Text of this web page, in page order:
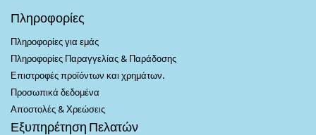
Πληροφορίες
Πληροφορίες για εμάς
Πληροφορίες Παραγγελίας & Παράδοσης
Επιστροφές προϊόντων και χρημάτων.
Προσωπικά δεδομένα
Αποστολές & Χρεώσεις
Εξυπηρέτηση Πελατών